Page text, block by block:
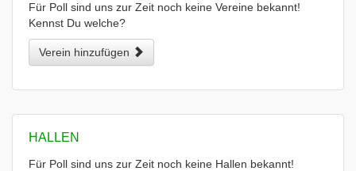
Für Poll sind uns zur Zeit noch keine Vereine bekannt!
Kennst Du welche?
Verein hinzufügen
HALLEN
Für Poll sind uns zur Zeit noch keine Hallen bekannt!